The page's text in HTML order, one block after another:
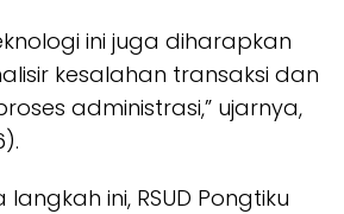
ini juga diharapkan
kesalahan transaksi dan
administrasi,” ujarnya,
ini, RSUD Pongtiku